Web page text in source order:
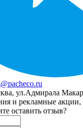
ул.Адмирала
и рекламные
оставить отзыв?